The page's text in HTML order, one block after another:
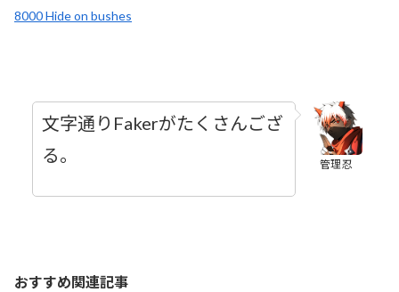
8000 Hide on bushes
管理忍
文字通りFakerがたくさんござ
る。
おすすめ関連記事